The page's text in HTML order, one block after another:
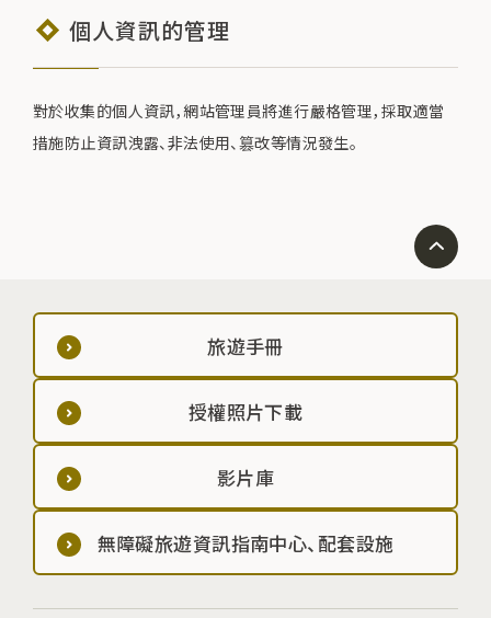
個人資訊的管理
對於收集的個人資訊，網站管理員將進行嚴格管理，採取適當
措施防止資訊洩露、非法使用、篡改等情況發生。
旅遊手冊
授權照片下載
影片庫
無障礙旅遊資訊指南中心、配套設施